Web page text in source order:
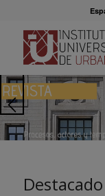
Destacado